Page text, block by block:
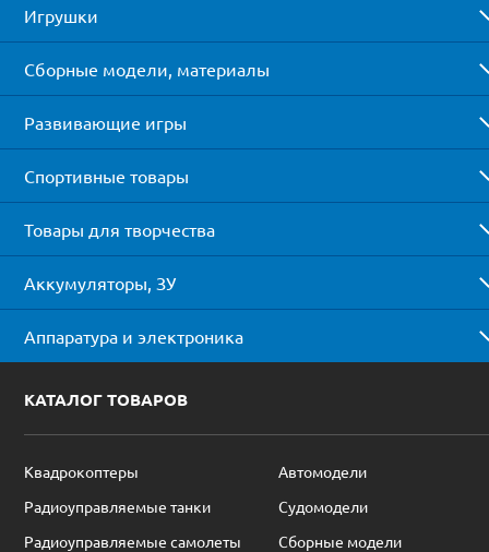
Игрушки
Сборные модели, материалы
Развивающие игры
Спортивные товары
Товары для творчества
Аккумуляторы, ЗУ
Аппаратура и электроника
КАТАЛОГ ТОВАРОВ
Квадрокоптеры
Автомодели
Радиоуправляемые танки
Судомодели
Радиоуправляемые самолеты
Сборные модели